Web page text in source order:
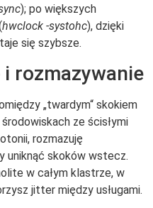
); po większych
hwclock -systohc), dzięki
się szybsze.
rozmazywanie
„twardym“ skokiem
ze ścisłymi
rozmazuję
uniknąć skoków wstecz.
w całym klastrze, w
jitter między usługami.